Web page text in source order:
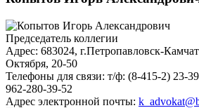
Председатель коллегии
Адрес: 683024, г.Петропавловск-
Октября, 20-50
Телефоны для связи: т/ф: (8-415-2) 23-
962-280-39-52
Адрес электронной почты: